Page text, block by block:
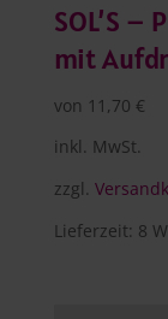
SOL’S –
mit
von 11,70 €
inkl. MwSt.
zzgl.
Lieferzeit: 8